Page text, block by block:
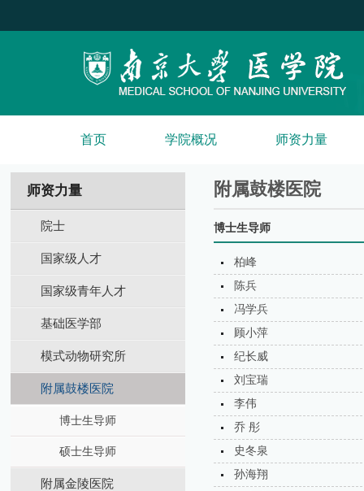
首页 学院概况 师资力量
师资力量
院士
国家级人才
国家级青年人才
基础医学部
模式动物研究所
附属鼓楼医院
博士生导师
硕士生导师
附属金陵医院
附属鼓楼医院
博士生导师
柏峰
陈兵
冯学兵
顾小萍
纪长威
刘宝瑞
李伟
乔 彤
史冬泉
孙海翔